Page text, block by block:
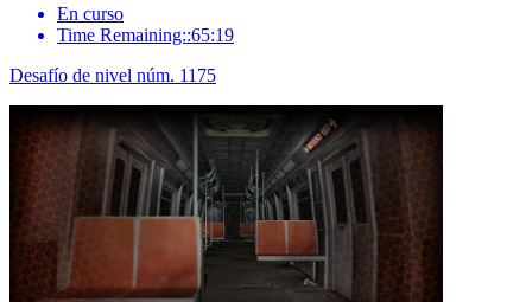
En curso
Time Remaining::65:19
Desafío de nivel núm. 1175